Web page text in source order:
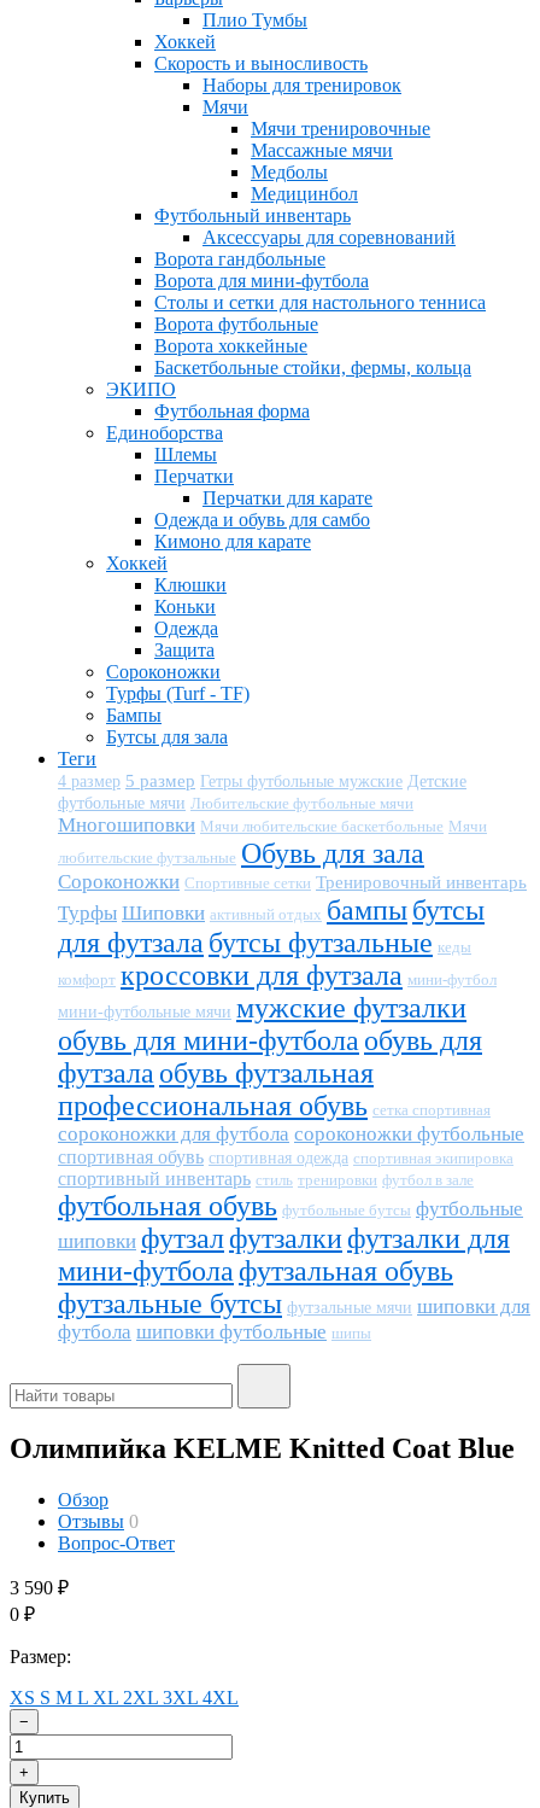
Плио Тумбы
Хоккей
Скорость и выносливость
Наборы для тренировок
Мячи
Мячи тренировочные
Массажные мячи
Медболы
Медицинбол
Футбольный инвентарь
Аксессуары для соревнований
Ворота гандбольные
Ворота для мини-футбола
Столы и сетки для настольного тенниса
Ворота футбольные
Ворота хоккейные
Баскетбольные стойки, фермы, кольца
ЭКИПО
Футбольная форма
Единоборства
Шлемы
Перчатки
Перчатки для карате
Одежда и обувь для самбо
Кимоно для карате
Хоккей
Клюшки
Коньки
Одежда
Защита
Сороконожки
Турфы (Turf - TF)
Бампы
Бутсы для зала
Теги
4 размер 5 размер Гетры футбольные мужские Детские
футбольные мячи Любительские футбольные мячи
Многошиповки Мячи любительские баскетбольные Мячи
любительские футзальные Обувь для зала
Сороконожки Спортивные сетки Тренировочный инвентарь
Турфы Шиповки активный отдых бампыбутсы
для футзала бутсы футзальные кеды
комфорт кроссовки для футзала мини-футбол
мини-футбольные мячи мужские футзалки
обувь для мини-футбола обувь для
футзала обувь футзальная
профессиональная обувь сетка спортивная
сороконожки для футбола сороконожки футбольные
спортивная обувь спортивная одежда спортивная экипировка
спортивный инвентарь стиль тренировки футбол в зале
футбольная обувь футбольные бутсы футбольные
шиповки футзалфутзалкифутзалки для
мини-футбола футзальная обувь
футзальные бутсы футзальные мячи шиповки для
футбола шиповки футбольные шипы
Олимпийка KELME Knitted Coat Blue
Обзор
Отзывы 0
Вопрос-Ответ
3 590 ₽
0 ₽
Размер:
XS S M L XL 2XL 3XL 4XL
−
+
Купить